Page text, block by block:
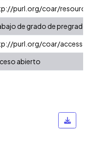
purl.org/coar/
de grado de pregrado
purl.org/coar/
abierto